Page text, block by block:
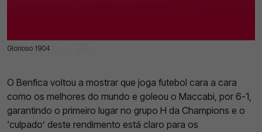
Glorioso 1904
03 Nov 2022 | 10:34 |
O Benfica voltou a mostrar que joga futebol cara a cara
como os melhores do mundo e goleou o Maccabi, por 6-1,
garantindo o primeiro lugar no grupo H da Champions e o
‘culpado’ deste rendimento está claro para os